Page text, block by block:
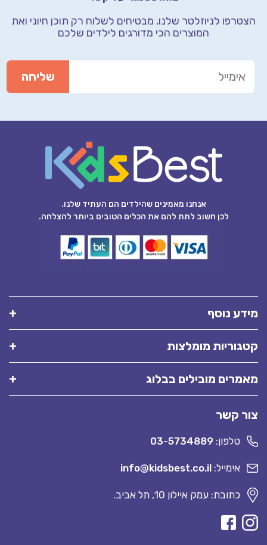
הצטרפו לניוזלטר שלנו, מבטיחים לשלוח רק תוכן חיוני ואת
המוצרים הכי מדורגים לילדים שלכם
אנחנו מאמינים שהילדים הם העתיד שלנו.
לכן חשוב לתת להם את הכלים הטובים ביותר להצלחה.
מידע נוסף
קטגוריות מומלצות
מאמרים מובילים בבלוג
צור קשר
טלפון: 03-5734889
אימייל: info@kidsbest.co.il
כתובת: עמק איילון 10, תל אביב.